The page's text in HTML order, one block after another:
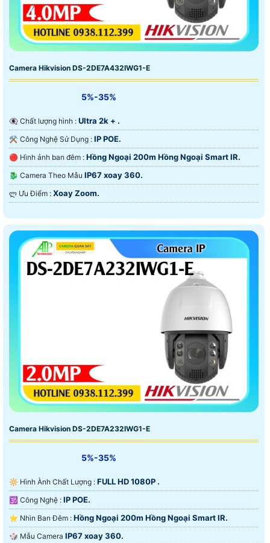
Camera Hikvision DS-2DE7A432IWG1-E
5%-35%
👁️‍🗨 Chất lượng hình : Ultra 2k + .
⚒ Công Nghệ Sử Dụng : IP POE.
🔴 Hình ảnh ban đêm : Hồng Ngoại 200m Hồng Ngoại Smart IR.
🐉️ Camera Theo Mẫu IP67 xoay 360.
️ლ Ưu Điểm : Xoay Zoom.
Camera Hikvision DS-2DE7A232IWG1-E
5%-35%
🔆 Hình Ành Chất Lượng : FULL HD 1080P .
🕉️ Công Nghệ : IP POE.
⭐ Nhìn Ban Đêm : Hồng Ngoại 200m Hồng Ngoại Smart IR.
🎲 Mẫu Camera IP67 xoay 360.